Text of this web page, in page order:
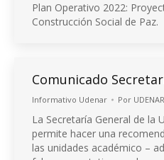
Plan Operativo 2022:
Construcción Social de Paz.
Comunicado
Informativo Udenar Por UDENAR
La Secretaría General de la
permite hacer una
las unidades académico –